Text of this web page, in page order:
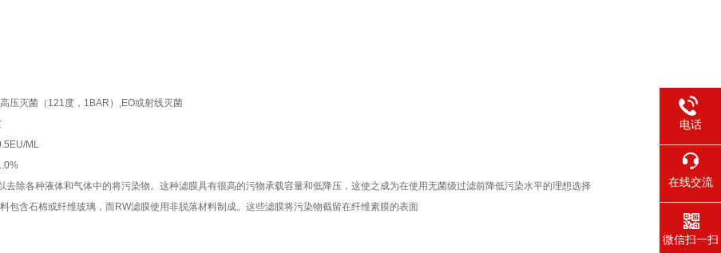
压灭菌（121度，1BAR）,EO或射线灭菌
ML
去除各种液体和气体中的将污染物。这种滤膜具有很高的污物承载容量和低降压，这使之成为在使用无菌级过滤前降低污染水平的理想选择
包含石棉或纤维玻璃，而RW滤膜使用非脱落材料制成。这些滤膜将污染物截留在纤维素膜的表面
电话
在线交流
微信扫一扫